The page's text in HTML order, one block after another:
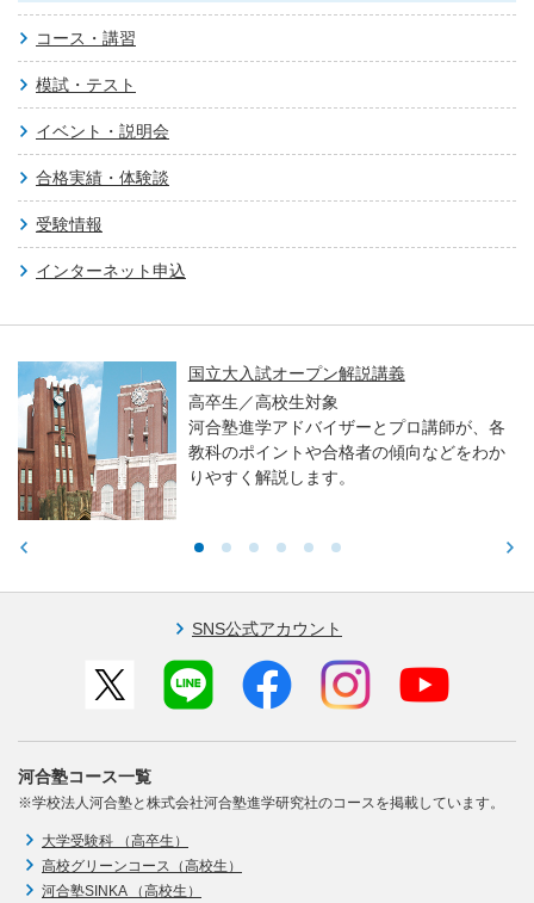
コース・講習
模試・テスト
イベント・説明会
合格実績・体験談
受験情報
インターネット申込
国立大入試オープン解説講義
高卒生／高校生対象
河合塾進学アドバイザーとプロ講師が、各
教科のポイントや合格者の傾向などをわか
りやすく解説します。
SNS公式アカウント
河合塾コース一覧
※学校法人河合塾と株式会社河合塾進学研究社のコースを掲載しています。
大学受験科 （高卒生）
高校グリーンコース（高校生）
河合塾SINKA （高校生）